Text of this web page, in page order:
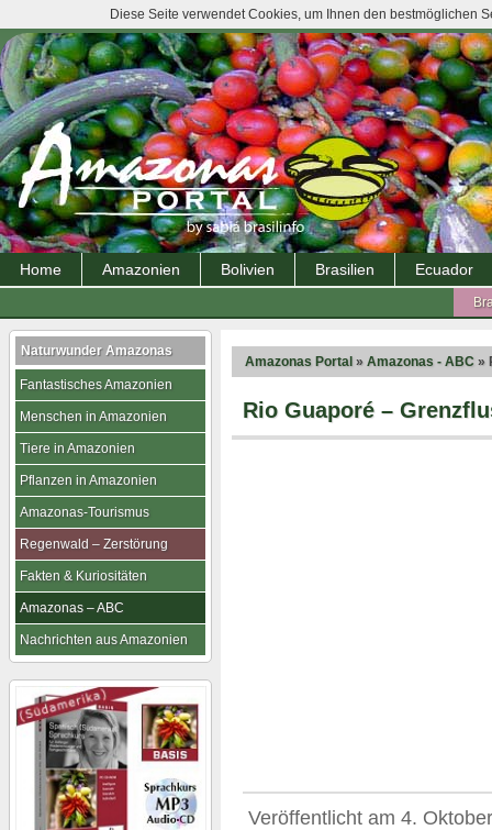
Home Amazonien Bolivien Brasilien Ecuador
Amazonas Portal » Amazonas - ABC »
Rio Guaporé –
Veröffentlicht am 4.
Naturwunder Amazonas
Fantastisches Amazonien
Menschen in Amazonien
Tiere in Amazonien
Pflanzen in Amazonien
Amazonas-Tourismus
Regenwald – Zerstörung
Fakten & Kuriositäten
Amazonas – ABC
Nachrichten aus Amazonien
Diese Seite verwendet Cookies, um Ihnen den bestmöglichen